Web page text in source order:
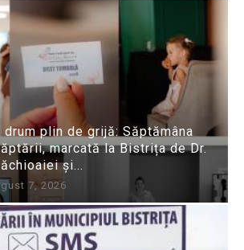
drum plin de grijă: Săptămâna
marcată la Bistrița de Dr.
și...
7, 2026